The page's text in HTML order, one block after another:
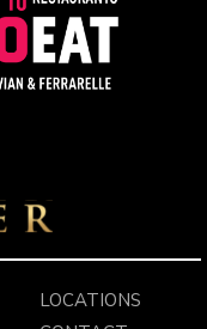
LOCATIONS